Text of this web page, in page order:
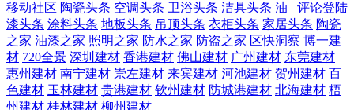
评论登陆
移动社区 陶瓷头条 空调头条 卫浴头条 洁具头条 油
漆头条 涂料头条 地板头条 吊顶头条 衣柜头条 家居头条 陶瓷
之家 油漆之家 照明之家 防水之家 防盗之家 区快洞察 博一建
材 720全景 深圳建材 香港建材 佛山建材 广州建材 东莞建材
惠州建材 南宁建材 崇左建材 来宾建材 河池建材 贺州建材 百
色建材 玉林建材 贵港建材 钦州建材 防城港建材 北海建材 梧
州建材 桂林建材 柳州建材